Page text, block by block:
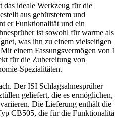
das ideale Werkzeug für die
aus gebürstetem und
er Funktionalität und ein
ist sowohl für warme als
was ihn zu einem vielseitigen
einem Fassungsvermögen von
für die Zubereitung von
Spezialitäten.
Der ISI Schlagsahnesprüher
geliefert, die es ermöglichen,
Die Lieferung enthält die
CB505, die für die